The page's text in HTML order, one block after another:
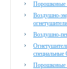
Порошковые
Воздушно-
огнетушители
Воздушно-
Порошковые